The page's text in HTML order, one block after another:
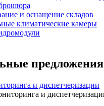
предложения
и диспетчеризации